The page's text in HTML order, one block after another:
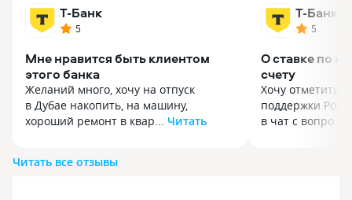
Т-Банк
5
Мне нравится быть клиентом
этого банка
Желаний много, хочу на отпуск
в Дубае накопить, на машину,
хороший ремонт в квар... Читать
хороший ремонт в квартире.
Т-Банк
5
О ставке по
счету
Хочу отметить
поддержки
в чат с вопро...
Читать все отзывы